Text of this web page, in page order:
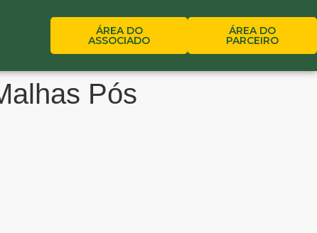
ÁREA DO
ASSOCIADO
ÁREA DO
PARCEIRO
Pós